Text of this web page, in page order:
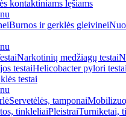
kontaktiniams lęšiams
Burnos ir gerklės gleivinei
Narkotinių medžiagų testai
testaiHelicobacter pylori testai
testai
Servetėlės, tamponai
tinkleliaiPleistraiTurniketai,